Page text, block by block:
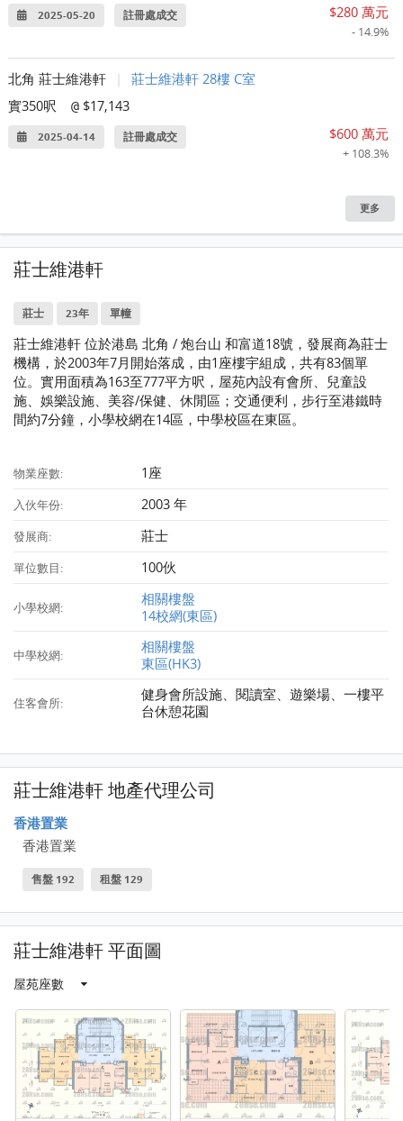
2025-05-20 註冊處成交 $280 萬元
- 14.9%
北角 莊士維港軒
莊士維港軒 28樓 C室
實350呎
@ $17,143
2025-04-14 註冊處成交 $600 萬元
+ 108.3%
更多
莊士維港軒
莊士 23年 單幢
莊士維港軒 位於港島 北角 / 炮台山 和富道18號，發展商為莊士
機構，於2003年7月開始落成，由1座樓宇組成，共有83個單
位。實用面積為163至777平方呎，屋苑內設有會所、兒童設
施、娛樂設施、美容/保健、休閒區；交通便利，步行至港鐵時
間約7分鐘，小學校網在14區，中學校區在東區。
物業座數: 1座
入伙年份: 2003 年
發展商: 莊士
單位數目: 100伙
小學校網:
相關樓盤
14校網(東區)
中學校網:
相關樓盤
東區(HK3)
住客會所:
健身會所設施、閱讀室、遊樂場、一樓平
台休憩花園
莊士維港軒 地產代理公司
香港置業
香港置業
售盤 192 租盤 129
莊士維港軒 平面圖
屋苑座數